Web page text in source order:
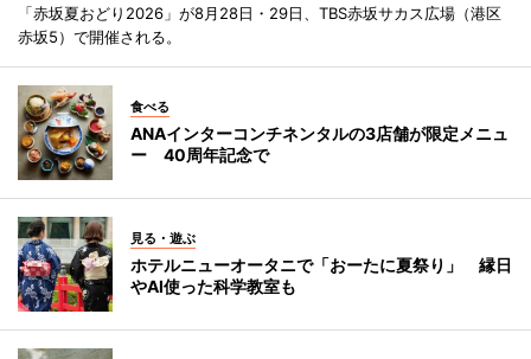
「赤坂夏おどり2026」が8月28日・29日、TBS赤坂サカス広場（港区
赤坂5）で開催される。
食べる
ANAインターコンチネンタルの3店舗が限定メニュ
ー 40周年記念で
見る・遊ぶ
ホテルニューオータニで「おーたに夏祭り」 縁日
やAI使った科学教室も